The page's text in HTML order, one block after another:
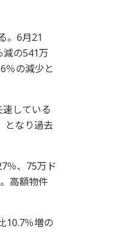
。6月21
減の541万
％の減少と
している
となり過去
％、75万ド
高額物件
10.7％増の